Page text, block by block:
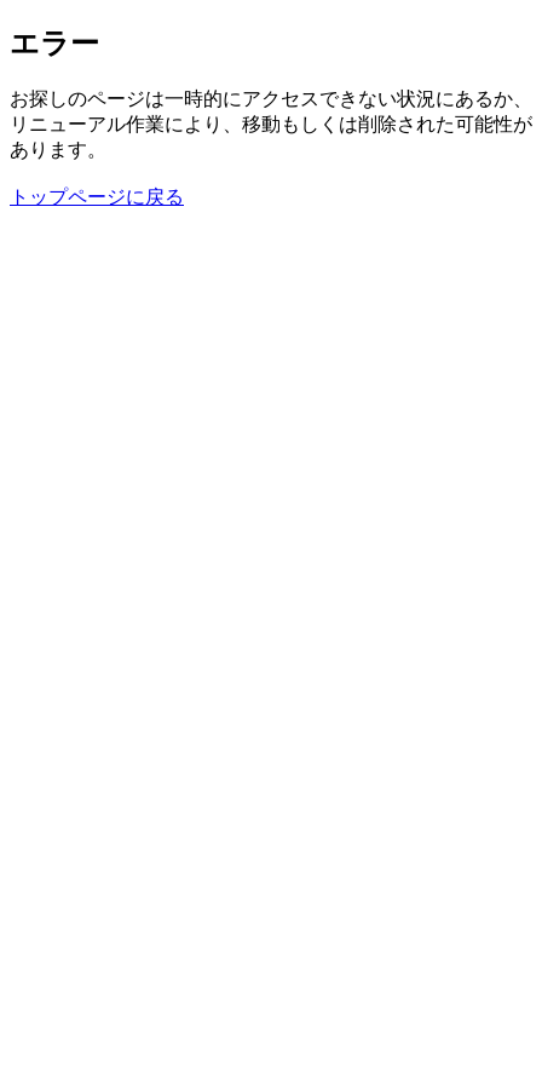
エラー
お探しのページは一時的にアクセスできない状況にあるか、
リニューアル作業により、移動もしくは削除された可能性が
あります。
トップページに戻る